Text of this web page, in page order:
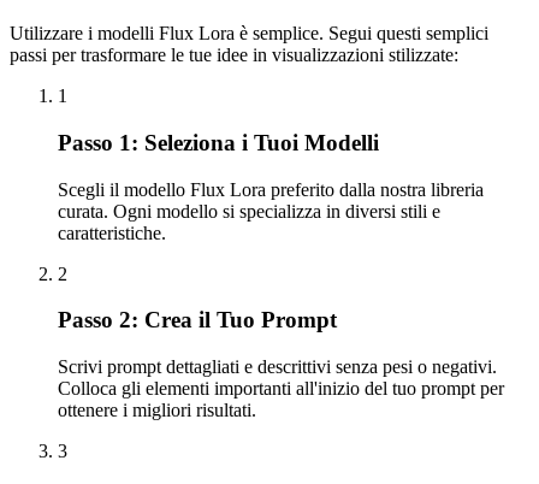
Utilizzare i modelli Flux Lora è semplice. Segui questi semplici
passi per trasformare le tue idee in visualizzazioni stilizzate:
1
Passo 1: Seleziona i Tuoi Modelli
Scegli il modello Flux Lora preferito dalla nostra libreria
curata. Ogni modello si specializza in diversi stili e
caratteristiche.
2
Passo 2: Crea il Tuo Prompt
Scrivi prompt dettagliati e descrittivi senza pesi o negativi.
Colloca gli elementi importanti all'inizio del tuo prompt per
ottenere i migliori risultati.
3